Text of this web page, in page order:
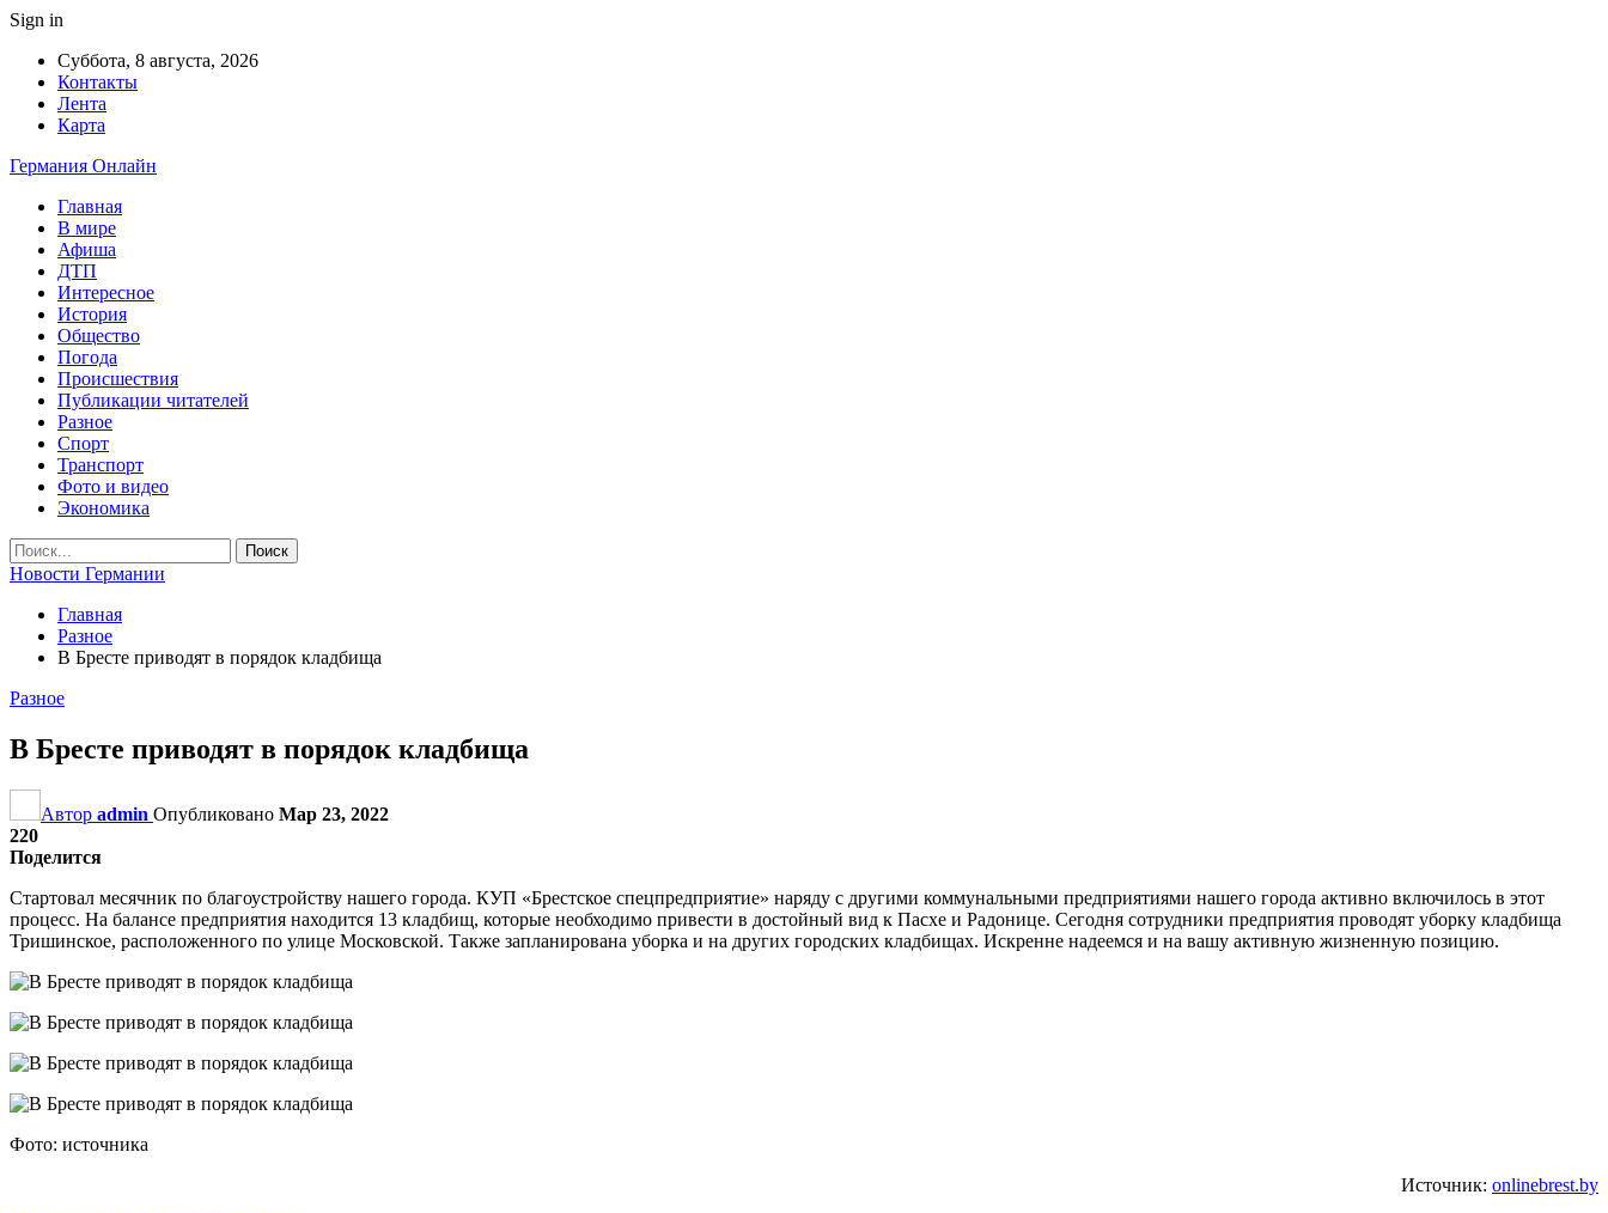
Sign in
Суббота, 8 августа, 2026
Контакты
Лента
Карта
Германия Онлайн
Главная
В мире
Афиша
ДТП
Интересное
История
Общество
Погода
Происшествия
Публикации читателей
Разное
Спорт
Транспорт
Фото и видео
Экономика
Новости Германии
Главная
Разное
В Бресте приводят в порядок кладбища
Разное
В Бресте приводят в порядок кладбища
Автор admin Опубликовано Мар 23, 2022
220
Поделится
Стартовал месячник по благоустройству нашего города. КУП «Брестское спецпредприятие» наряду с другими коммунальными предприятиями нашего города активно включилось в этот
процесс. На балансе предприятия находится 13 кладбищ, которые необходимо привести в достойный вид к Пасхе и Радонице. Сегодня сотрудники предприятия проводят уборку кладбища
Тришинское, расположенного по улице Московской. Также запланирована уборка и на других городских кладбищах. Искренне надеемся и на вашу активную жизненную позицию.
Фото: источника
Источник: onlinebrest.by